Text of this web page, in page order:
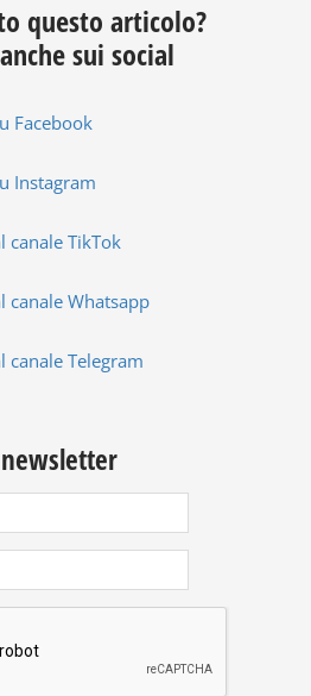
questo articolo?
sui social
Facebook
Instagram
canale TikTok
canale Whatsapp
canale Telegram